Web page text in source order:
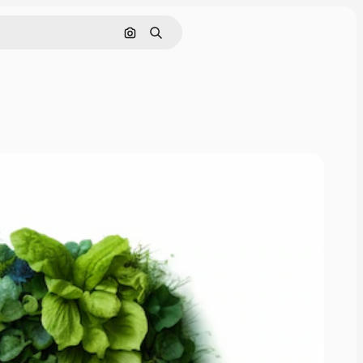
通過圖像搜索
搜尋